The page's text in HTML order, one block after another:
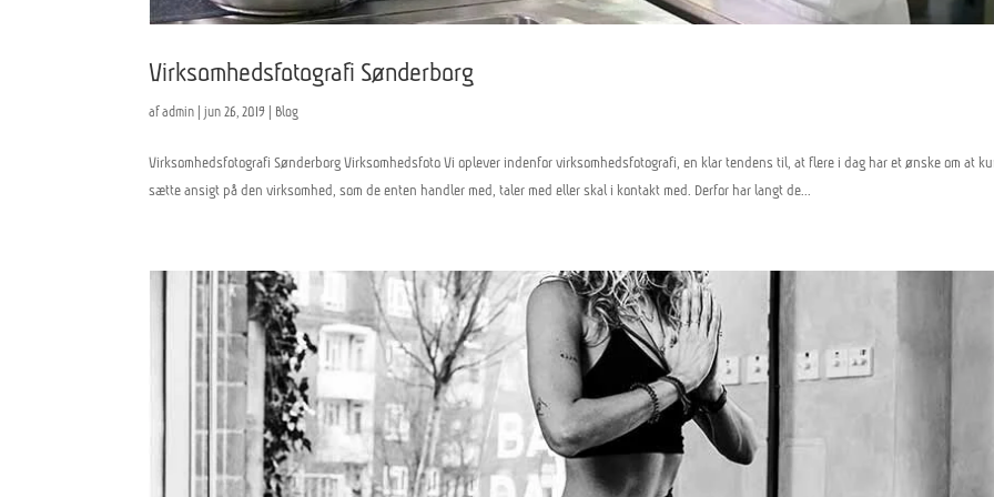
Virksomhedsfotografi Sønderborg
afadmin |jun 26, 2019 Blog
Virksomhedsfotografi Sønderborg Virksomhedsfoto Vi oplever indenfor virksomhedsfotografi, en klar tendens til, at flere i dag har et ønske om at
sætte ansigt på den virksomhed, som de enten handler med, taler med eller skal i kontakt med. Derfor har langt de...